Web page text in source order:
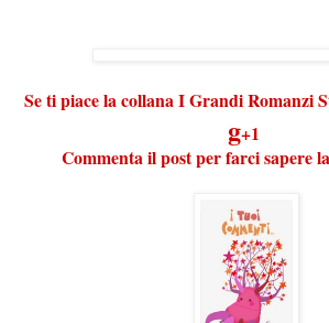
Se ti piace la collana I Grandi Romanzi
g+1
Commenta il post per farci sapere